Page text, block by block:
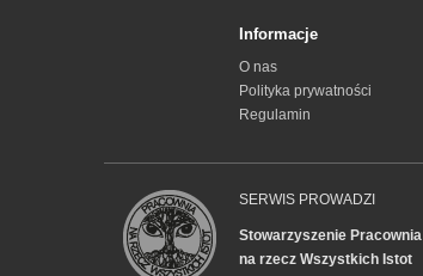
Informacje
O nas
Polityka prywatności
Regulamin
SERWIS PROWADZI
Stowarzyszenie Pracownia
na rzecz Wszystkich Istot